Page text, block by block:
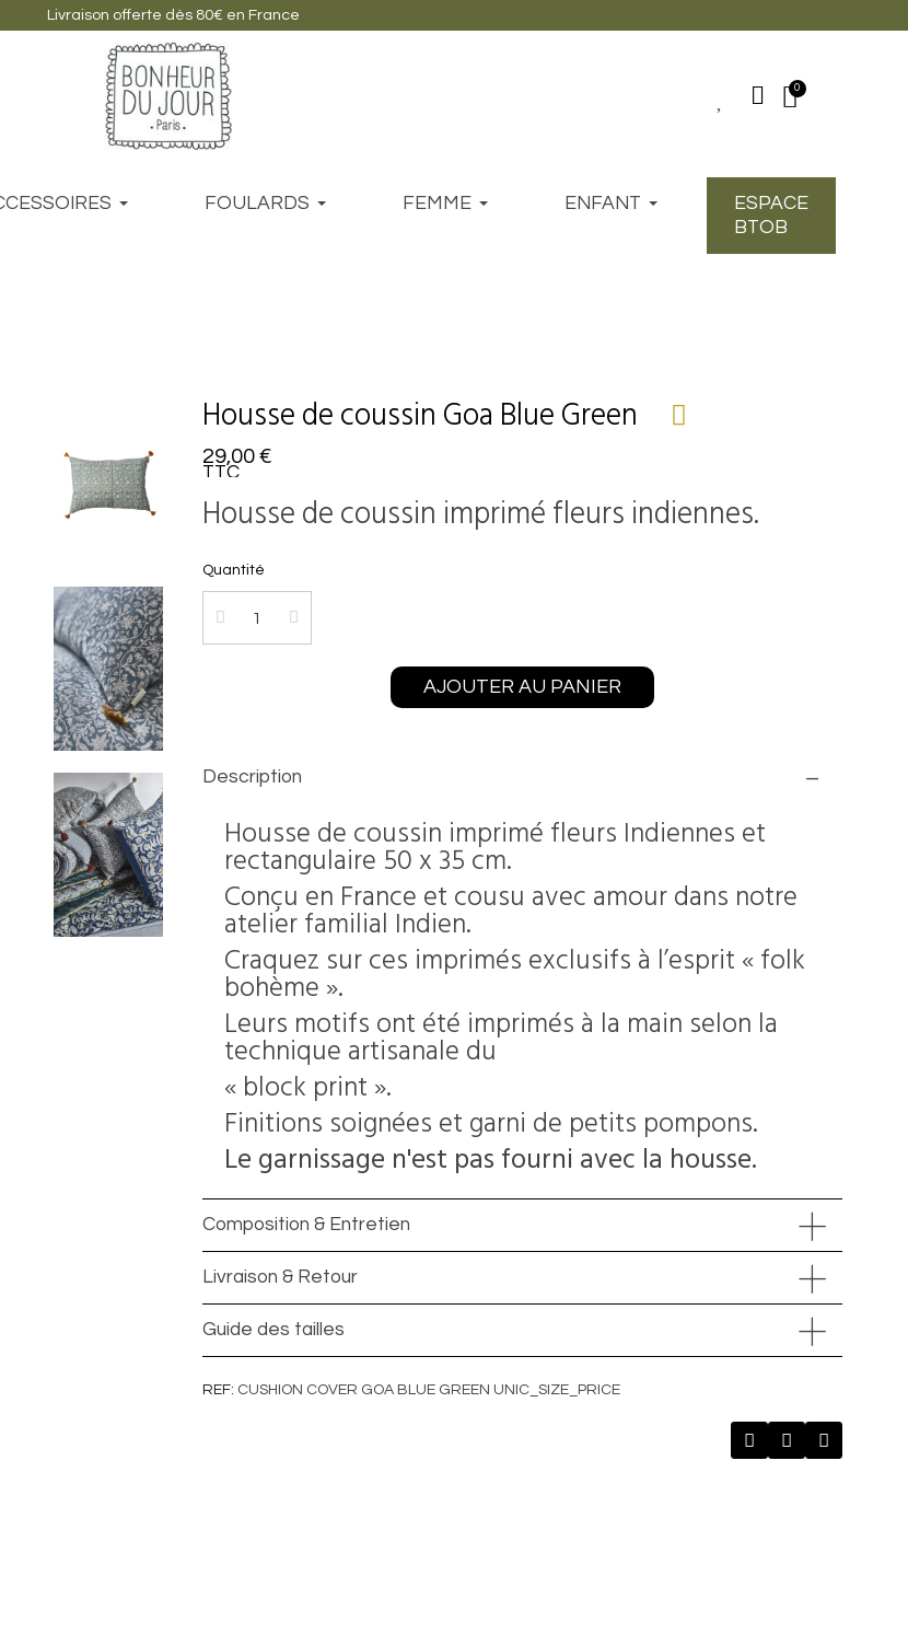
Livraison offerte dès 80€ en France
FOULARDS FEMME ENFANT
ESPACE
BTOB
Housse de coussin Goa Blue Green
29,00 €
TTC
Housse de coussin imprimé fleurs indiennes.
Quantité
AJOUTER AU PANIER
Description
Housse de coussin imprimé fleurs Indiennes et
rectangulaire 50 x 35 cm.
Conçu en France et cousu avec amour dans notre
atelier familial Indien.
Craquez sur ces imprimés exclusifs à l’esprit « folk
bohème ».
Leurs motifs ont été imprimés à la main selon la
technique artisanale du
« block print ».
Finitions soignées et garni de petits pompons.
Le garnissage n'est pas fourni avec la housse.
Composition & Entretien
Livraison & Retour
Guide des tailles
REF CUSHION COVER GOA BLUE GREEN UNIC_SIZE_PRICE